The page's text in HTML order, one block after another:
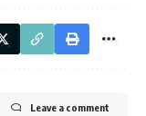
Leave a comment